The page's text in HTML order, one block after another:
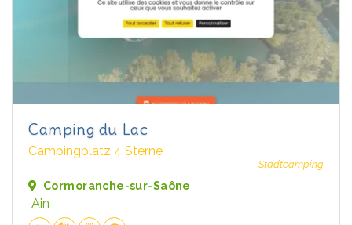
Camping du Lac
Campingplatz 4 Sterne
Stadtcamping
Cormoranche-sur-Saône
Ain